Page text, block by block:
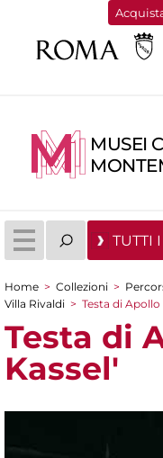
MUSEI
TUTTI
Tu sei qui
Home > Collezioni >
Villa Rivaldi > Testa di Apollo
Testa di
Kassel'